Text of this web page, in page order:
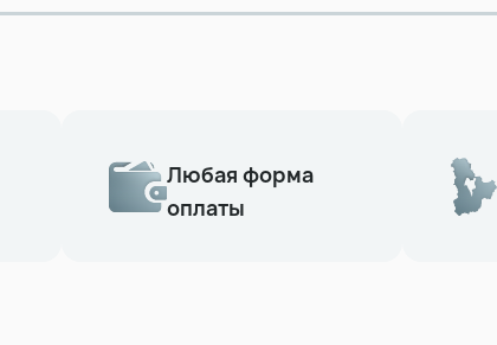
Любая форма
оплаты